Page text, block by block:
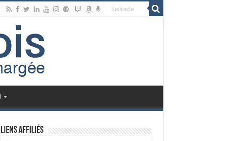
Liens Affiliés